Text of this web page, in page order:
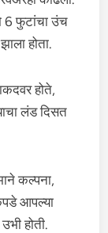
6 फुटांचा उंच
होता.
होते,
लंड दिसत
कल्पना,
आपल्या
होती.